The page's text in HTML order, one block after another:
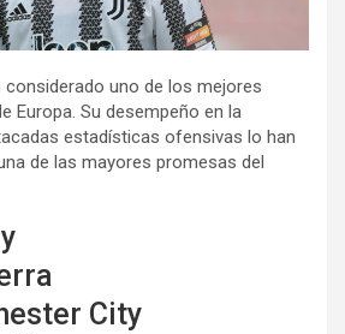
uno de los mejores
Europa. Su desempeño en la
estadísticas ofensivas lo han
de las mayores promesas del
City